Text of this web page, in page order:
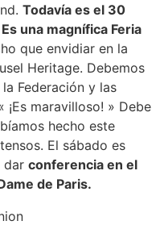
Todavía es el 30
una magnífica Feria
que envidiar en la
Heritage. Debemos
Federación y las
¡Es maravilloso! » Debe
hecho este
El sábado es
dar conferencia en el
de Paris.